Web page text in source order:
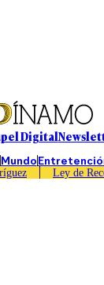
Digital
Mundo
Ley de